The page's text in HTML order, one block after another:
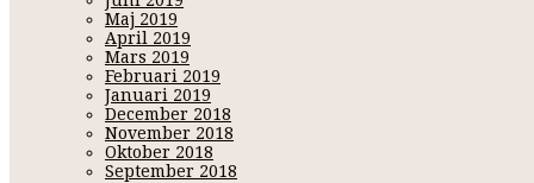
Maj 2019
April 2019
Mars 2019
Februari 2019
Januari 2019
December 2018
November 2018
Oktober 2018
September 2018